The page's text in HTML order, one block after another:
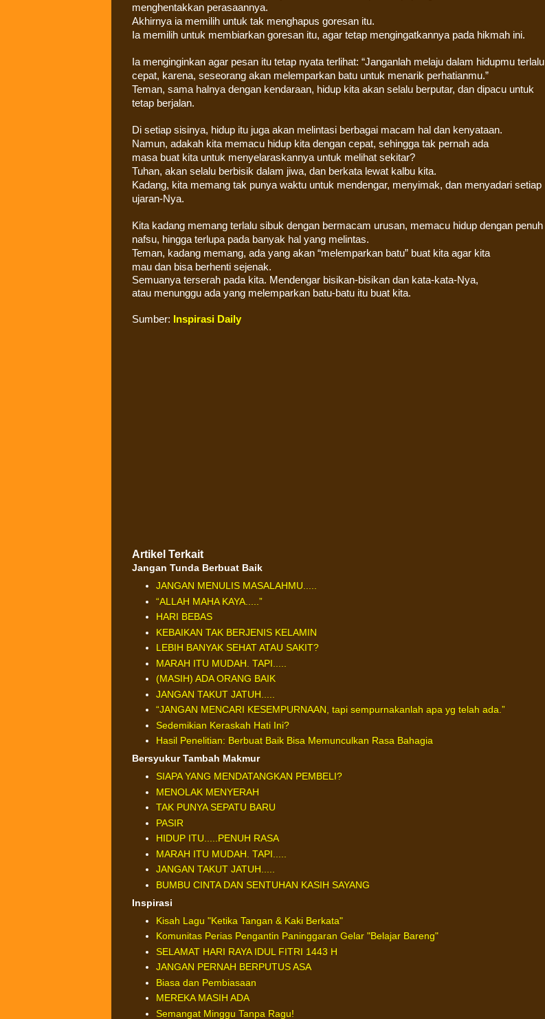
menghentakkan perasaannya.
Akhirnya ia memilih untuk tak menghapus goresan itu.
Ia memilih untuk membiarkan goresan itu, agar tetap mengingatkannya pada hikmah ini.
Ia menginginkan agar pesan itu tetap nyata terlihat: “Janganlah melaju dalam hidupmu terlalu
cepat, karena, seseorang akan melemparkan batu untuk menarik perhatianmu.”
Teman, sama halnya dengan kendaraan, hidup kita akan selalu berputar, dan dipacu untuk
tetap berjalan.
Di setiap sisinya, hidup itu juga akan melintasi berbagai macam hal dan kenyataan.
Namun, adakah kita memacu hidup kita dengan cepat, sehingga tak pernah ada
masa buat kita untuk menyelaraskannya untuk melihat sekitar?
Tuhan, akan selalu berbisik dalam jiwa, dan berkata lewat kalbu kita.
Kadang, kita memang tak punya waktu untuk mendengar, menyimak, dan menyadari setiap
ujaran-Nya.
Kita kadang memang terlalu sibuk dengan bermacam urusan, memacu hidup dengan penuh
nafsu, hingga terlupa pada banyak hal yang melintas.
Teman, kadang memang, ada yang akan “melemparkan batu” buat kita agar kita
mau dan bisa berhenti sejenak.
Semuanya terserah pada kita. Mendengar bisikan-bisikan dan kata-kata-Nya,
atau menunggu ada yang melemparkan batu-batu itu buat kita.
Sumber: Inspirasi Daily
Artikel Terkait
Jangan Tunda Berbuat Baik
JANGAN MENULIS MASALAHMU.....
“ALLAH MAHA KAYA.....”
HARI BEBAS
KEBAIKAN TAK BERJENIS KELAMIN
LEBIH BANYAK SEHAT ATAU SAKIT?
MARAH ITU MUDAH. TAPI.....
(MASIH) ADA ORANG BAIK
JANGAN TAKUT JATUH.....
“JANGAN MENCARI KESEMPURNAAN, tapi sempurnakanlah apa yg telah ada.”
Sedemikian Keraskah Hati Ini?
Hasil Penelitian: Berbuat Baik Bisa Memunculkan Rasa Bahagia
Bersyukur Tambah Makmur
SIAPA YANG MENDATANGKAN PEMBELI?
MENOLAK MENYERAH
TAK PUNYA SEPATU BARU
PASIR
HIDUP ITU.....PENUH RASA
MARAH ITU MUDAH. TAPI.....
JANGAN TAKUT JATUH.....
BUMBU CINTA DAN SENTUHAN KASIH SAYANG
Inspirasi
Kisah Lagu "Ketika Tangan & Kaki Berkata"
Komunitas Perias Pengantin Paninggaran Gelar "Belajar Bareng"
SELAMAT HARI RAYA IDUL FITRI 1443 H
JANGAN PERNAH BERPUTUS ASA
Biasa dan Pembiasaan
MEREKA MASIH ADA
Semangat Minggu Tanpa Ragu!